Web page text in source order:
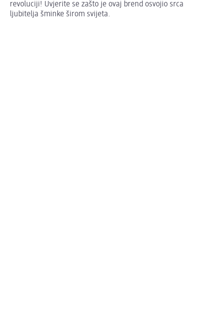
revoluciji! Uvjerite se zašto je ovaj brend osvojio srca
ljubitelja šminke širom svijeta.